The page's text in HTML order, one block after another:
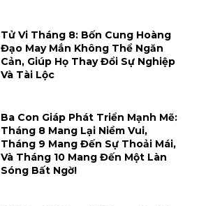
Tử Vi Tháng 8: Bốn Cung Hoàng
Đạo May Mắn Không Thể Ngăn
Cản, Giúp Họ Thay Đổi Sự Nghiệp
Và Tài Lộc
Ba Con Giáp Phát Triển Mạnh Mẽ:
Tháng 8 Mang Lại Niềm Vui,
Tháng 9 Mang Đến Sự Thoải Mái,
Và Tháng 10 Mang Đến Một Làn
Sóng Bất Ngờ!